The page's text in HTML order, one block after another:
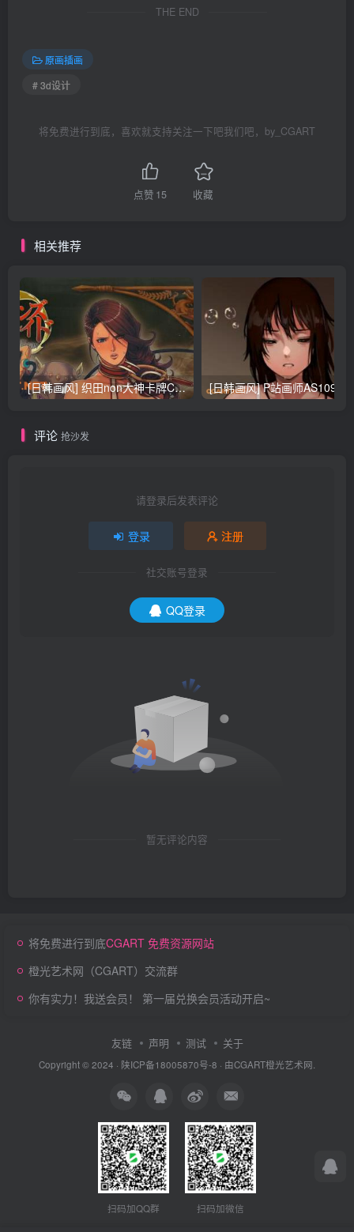
THE END
原画插画
# 3d设计
将免费进行到底，喜欢就支持关注一下吧我们吧，by_CGART
点赞 15 收藏
相关推荐
[日韩画风] 织田non大神卡牌CG插画设计画集256P 161M_CG原画资源
评论 抢沙发
请登录后发表评论
登录 注册
社交账号登录
QQ登录
暂无评论内容
将免费进行到底CGART 免费资源网站
橙光艺术网（CGART）交流群
你有实力！我送会员！ 第一届兑换会员活动开启~
友链 声明 测试 关于
Copyright © 2024 · 陕ICP备18005870号-8 · 由CGART橙光艺术网.
扫码加QQ群 扫码加微信